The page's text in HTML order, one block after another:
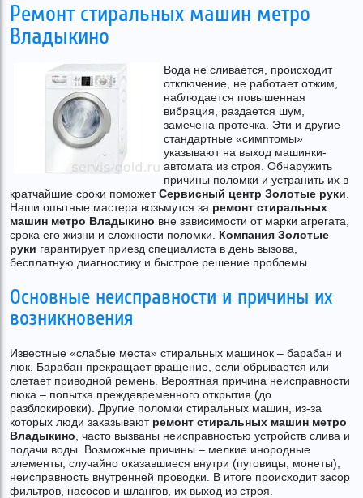
Ремонт стиральных машин метро
Владыкино
Вода не сливается, происходит
отключение, не работает отжим,
наблюдается повышенная
вибрация, раздается шум,
замечена протечка. Эти и другие
стандартные «симптомы»
указывают на выход машинки-
автомата из строя. Обнаружить
причины поломки и устранить их в
кратчайшие сроки поможетСервисный центр Золотые руки
Наши опытные мастера возьмутся за ремонт стиральных
машин метро Владыкино вне зависимости от марки агрегата,
срока его жизни и сложности поломки. Компания Золотые
руки гарантирует приезд специалиста в день вызова,
бесплатную диагностику и быстрое решение проблемы.
Основные неисправности и причины их
возникновения
Известные «слабые места» стиральных машинок – барабан и
люк. Барабан прекращает вращение, если обрывается или
слетает приводной ремень. Вероятная причина неисправности
люка – попытка преждевременного открытия (до
разблокировки). Другие поломки стиральных машин, из-за
которых люди заказывают ремонт стиральных машин метро
Владыкино , часто вызваны неисправностью устройств слива и
подачи воды. Возможные причины – мелкие инородные
элементы, случайно оказавшиеся внутри (пуговицы, монеты),
неисправность внутренней проводки. В итоге происходит засор
фильтров, насосов и шлангов, их выход из строя.